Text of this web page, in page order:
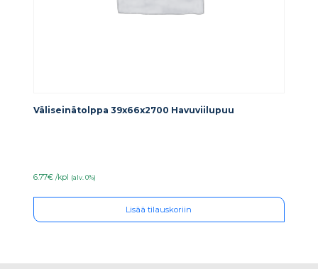
Väliseinätolppa 39x66x2700 Havuviilupuu
6.77€ /kpl (alv. 0%)
Lisää tilauskoriin